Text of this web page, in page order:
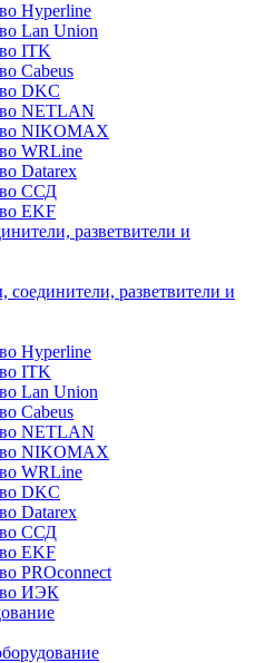
Hyperline
Lan Union
ITK
Cabeus
DKC
NETLAN
NIKOMAX
WRLine
Datarex
ССД
EKF
разветвители и
соединители, разветвители и
Hyperline
ITK
Lan Union
Cabeus
NETLAN
NIKOMAX
WRLine
DKC
Datarex
ССД
EKF
PROconnect
ИЭК